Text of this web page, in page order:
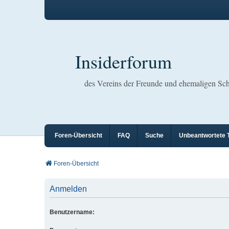
Insiderforum
des Vereins der Freunde und ehemaligen
Foren-Übersicht FAQ Suche Unbeantwortete
Foren-Übersicht
Anmelden
Benutzername: